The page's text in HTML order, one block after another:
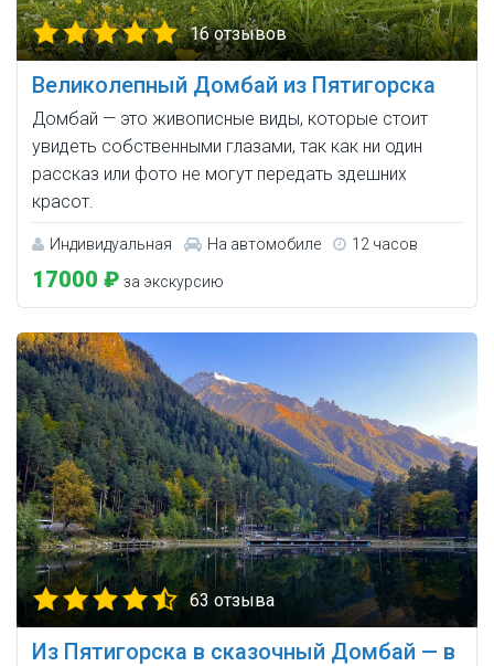
16 отзывов
Великолепный Домбай из Пятигорска
Домбай — это живописные виды, которые стоит
увидеть собственными глазами, так как ни один
рассказ или фото не могут передать здешних
красот.
Индивидуальная На автомобиле 12 часов
17000 ₽ за экскурсию
63 отзыва
Из Пятигорска в сказочный Домбай — в